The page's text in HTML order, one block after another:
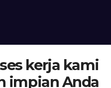
kerja kami
impian Anda